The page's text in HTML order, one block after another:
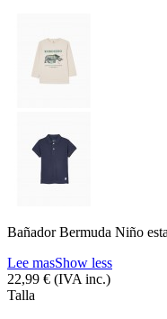
Bañador Bermuda Niño
Lee masShow less
22,99 € (IVA inc.)
Talla